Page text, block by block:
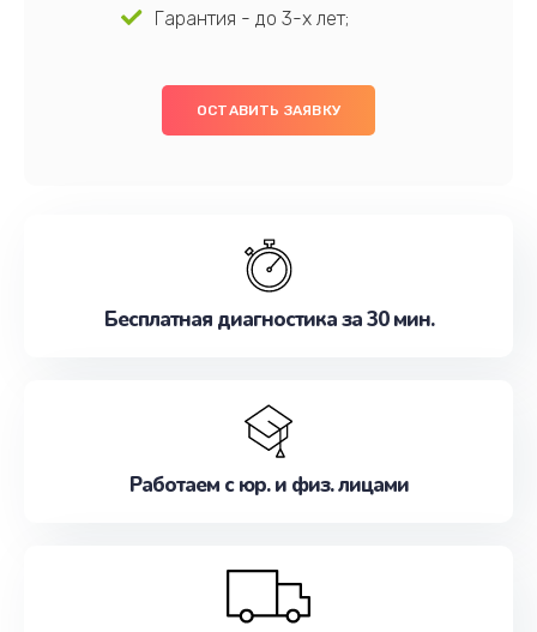
Гарантия - до 3-х лет;
ОСТАВИТЬ ЗАЯВКУ
Бесплатная диагностика за 30 мин.
Работаем с юр. и физ. лицами